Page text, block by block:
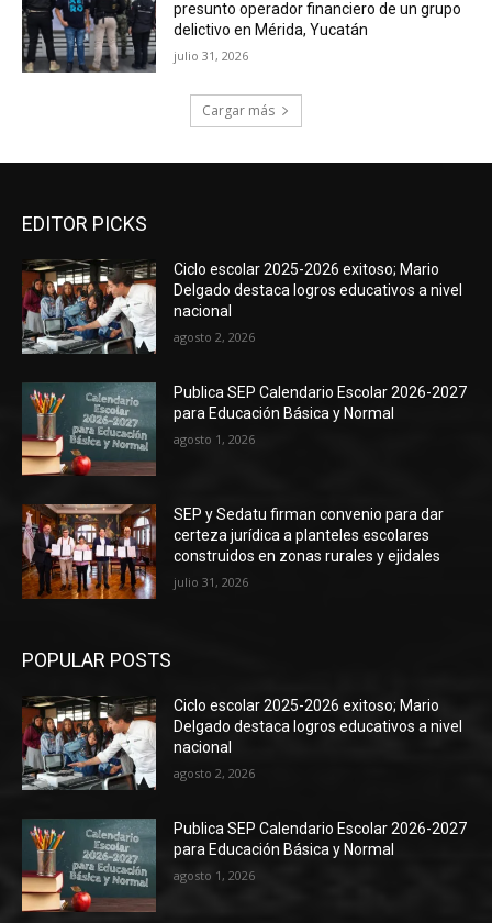
presunto operador financiero de un grupo
delictivo en Mérida, Yucatán
julio 31, 2026
Cargar más
EDITOR PICKS
Ciclo escolar 2025-2026 exitoso; Mario
Delgado destaca logros educativos a nivel
nacional
agosto 2, 2026
Publica SEP Calendario Escolar 2026-2027
para Educación Básica y Normal
agosto 1, 2026
SEP y Sedatu firman convenio para dar
certeza jurídica a planteles escolares
construidos en zonas rurales y ejidales
julio 31, 2026
POPULAR POSTS
Ciclo escolar 2025-2026 exitoso; Mario
Delgado destaca logros educativos a nivel
nacional
agosto 2, 2026
Publica SEP Calendario Escolar 2026-2027
para Educación Básica y Normal
agosto 1, 2026